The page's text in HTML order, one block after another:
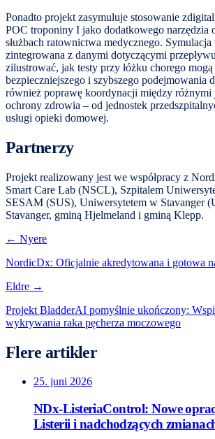
Ponadto projekt zasymuluje stosowanie
POC troponiny I jako dodatkowego narzędzia
służbach ratownictwa medycznego. Symulacja
zintegrowana z danymi dotyczącymi
zilustrować, jak testy przy łóżku chorego
bezpieczniejszego i szybszego podejmowania
również poprawę koordynacji między różnymi
ochrony zdrowia – od jednostek
usługi opieki domowej.
Partnerzy
Projekt realizowany jest we współpracy z
Smart Care Lab (NSCL), Szpitalem
SESAM (SUS), Uniwersytetem w Stavanger
Stavanger, gminą Hjelmeland i gminą Klepp.
← Nyere
NordicDx: Oficjalnie akredytowana i gotowa
Eldre →
Projekt BladderAI pomyślnie ukończony:
wykrywania raka pęcherza moczowego
Flere artikler
25. juni 2026
NDx-ListeriaControl: Nowe
Listerii i nadchodzących